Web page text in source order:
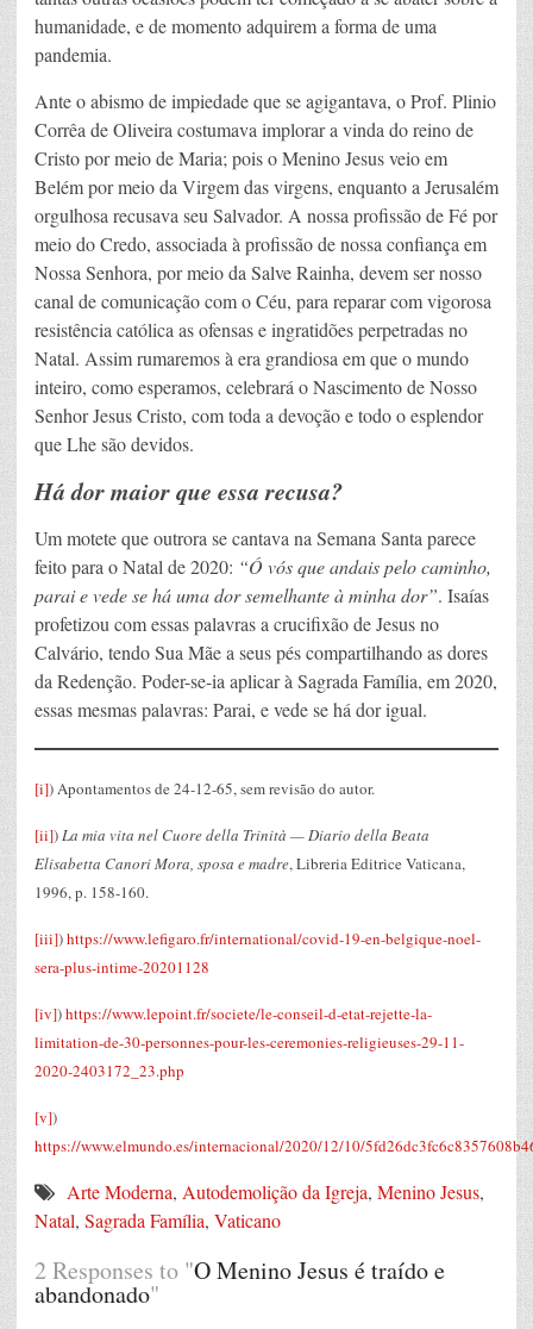
humanidade, e de momento adquirem a forma de uma
pandemia.
Ante o abismo de impiedade que se agigantava, o Prof. Plinio
Corrêa de Oliveira costumava implorar a vinda do reino de
Cristo por meio de Maria; pois o Menino Jesus veio em
Belém por meio da Virgem das virgens, enquanto a Jerusalém
orgulhosa recusava seu Salvador. A nossa profissão de Fé por
meio do Credo, associada à profissão de nossa confiança em
Nossa Senhora, por meio da Salve Rainha, devem ser nosso
canal de comunicação com o Céu, para reparar com vigorosa
resistência católica as ofensas e ingratidões perpetradas no
Natal. Assim rumaremos à era grandiosa em que o mundo
inteiro, como esperamos, celebrará o Nascimento de Nosso
Senhor Jesus Cristo, com toda a devoção e todo o esplendor
que Lhe são devidos.
Há dor maior que essa recusa?
Um motete que outrora se cantava na Semana Santa parece
feito para o Natal de 2020: “Ó vós que andais pelo caminho,
parai e vede se há uma dor semelhante à minha dor”. Isaías
profetizou com essas palavras a crucifixão de Jesus no
Calvário, tendo Sua Mãe a seus pés compartilhando as dores
da Redenção. Poder-se-ia aplicar à Sagrada Família, em 2020,
essas mesmas palavras: Parai, e vede se há dor igual.
[i]) Apontamentos de 24-12-65, sem revisão do autor.
[ii])La mia vita nel Cuore della Trinità — Diario della Beata
Elisabetta Canori Mora, sposa e madre, Libreria Editrice Vaticana,
1996, p. 158-160.
[iii])https://www.lefigaro.fr/international/covid-19-en-belgique-noel-
sera-plus-intime-20201128
[iv])https://www.lepoint.fr/societe/le-conseil-d-etat-rejette-la-
limitation-de-30-personnes-pour-les-ceremonies-religieuses-29-11-
2020-2403172_23.php
[v])
https://www.elmundo.es/internacional/2020/12/10/
Arte Moderna, Autodemolição da Igreja, Menino Jesus,
Natal, Sagrada Família, Vaticano
2 Responses to "O Menino Jesus é traído e
abandonado"